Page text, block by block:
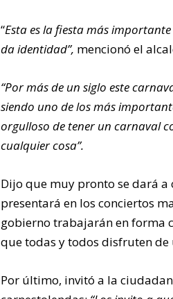
“Esta es la fiesta más
da identidad”, mencionó el
“Por más de un siglo este
siendo uno de los más
orgulloso de tener un carnaval
cualquier cosa”.
Dijo que muy pronto se dará a
presentará en los conciertos
gobierno trabajarán en forma
que todas y todos disfruten
Por último, invitó a la